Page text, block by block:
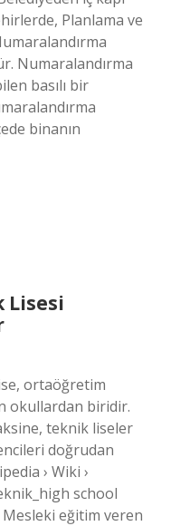
Planlama ve
Numaralandırma
basılı bir
binanın
Lisesi
ortaöğretim
okullardan biridir.
teknik liseler
doğrudan
› Wiki ›
school
eğitim veren